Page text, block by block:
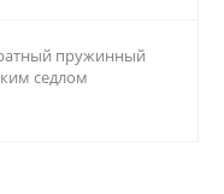
пружинный
седлом